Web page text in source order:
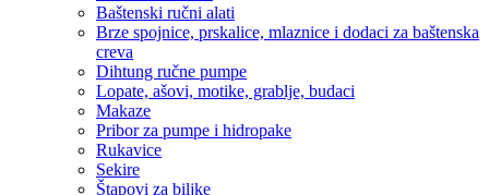
Baštenski ručni alati
Brze spojnice, prskalice, mlaznice i dodaci za baštenska
creva
Dihtung ručne pumpe
Lopate, ašovi, motike, grablje, budaci
Makaze
Pribor za pumpe i hidropake
Rukavice
Sekire
Štapovi za biljke